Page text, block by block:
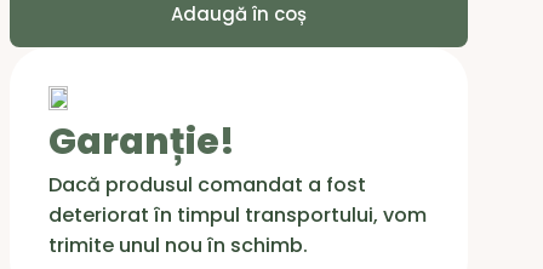
Adaugă în coș
Garanție!
Dacă produsul comandat a fost
deteriorat în timpul transportului, vom
trimite unul nou în schimb.